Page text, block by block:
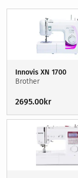
Innovis XN 1700
Brother
2695.00kr